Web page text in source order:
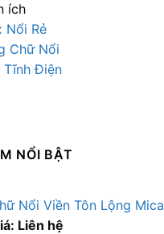
ích
Nổi Rẻ
Chữ Nổi
Tĩnh Điện
NỔI BẬT
Nổi Viền Tôn Lộng Mica
Liên hệ